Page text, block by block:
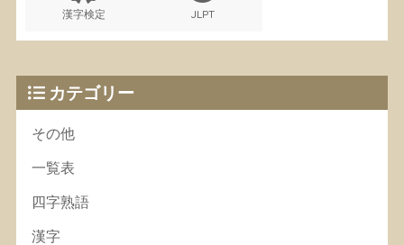
漢字検定 JLPT
カテゴリー
その他
一覧表
四字熟語
漢字